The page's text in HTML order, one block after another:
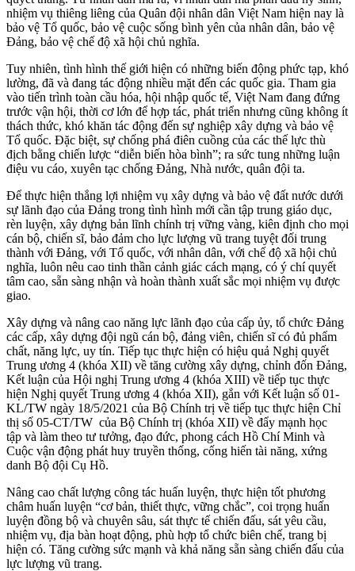
nhiệm vụ thiêng liêng của Quân đội nhân dân Việt Nam hiện nay là
bảo vệ Tổ quốc, bảo vệ cuộc sống bình yên của nhân dân, bảo vệ
Đảng, bảo vệ chế độ xã hội chủ nghĩa.
Tuy nhiên, tình hình thế giới hiện có những biến động phức tạp, khó
lường, đã và đang tác động nhiều mặt đến các quốc gia. Tham gia
vào tiến trình toàn cầu hóa, hội nhập quốc tế, Việt Nam đang đứng
trước vận hội, thời cơ lớn để hợp tác, phát triển nhưng cũng không ít
thách thức, khó khăn tác động đến sự nghiệp xây dựng và bảo vệ
Tổ quốc. Đặc biệt, sự chống phá điên cuồng của các thế lực thù
địch bằng chiến lược “diễn biến hòa bình”; ra sức tung những luận
điệu vu cáo, xuyên tạc chống Đảng, Nhà nước, quân đội ta.
Để thực hiện thắng lợi nhiệm vụ xây dựng và bảo vệ đất nước dưới
sự lãnh đạo của Đảng trong tình hình mới cần tập trung giáo dục,
rèn luyện, xây dựng bản lĩnh chính trị vững vàng, kiên định cho mọi
cán bộ, chiến sĩ, bảo đảm cho lực lượng vũ trang tuyệt đối trung
thành với Đảng, với Tổ quốc, với nhân dân, với chế độ xã hội chủ
nghĩa, luôn nêu cao tinh thần cảnh giác cách mạng, có ý chí quyết
tâm cao, sẵn sàng nhận và hoàn thành xuất sắc mọi nhiệm vụ được
giao.
Xây dựng và nâng cao năng lực lãnh đạo của cấp ủy, tổ chức Đảng
các cấp, xây dựng đội ngũ cán bộ, đảng viên, chiến sĩ có đủ phẩm
chất, năng lực, uy tín. Tiếp tục thực hiện có hiệu quả Nghị quyết
Trung ương 4 (khóa XII) về tăng cường xây dựng, chỉnh đốn Đảng,
Kết luận của Hội nghị Trung ương 4 (khóa XIII) về tiếp tục thực
hiện Nghị quyết Trung ương 4 (khóa XII), gắn với Kết luận số 01-
KL/TW ngày 18/5/2021 của Bộ Chính trị về tiếp tục thực hiện Chỉ
thị số 05-CT/TW của Bộ Chính trị (khóa XII) về đẩy mạnh học
tập và làm theo tư tưởng, đạo đức, phong cách Hồ Chí Minh và
Cuộc vận động phát huy truyền thống, cống hiến tài năng, xứng
danh Bộ đội Cụ Hồ.
Nâng cao chất lượng công tác huấn luyện, thực hiện tốt phương
châm huấn luyện “cơ bản, thiết thực, vững chắc”, coi trọng huấn
luyện đồng bộ và chuyên sâu, sát thực tế chiến đấu, sát yêu cầu,
nhiệm vụ, địa bàn hoạt động, phù hợp tổ chức biên chế, trang bị
hiện có. Tăng cường sức mạnh và khả năng sẵn sàng chiến đấu của
lực lượng vũ trang.